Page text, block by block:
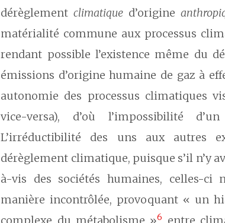
dérèglementclimatique d’origine
matérialité commune aux processus
rendant possible l’existence même du
émissions d’origine humaine de gaz à
autonomie des processus climatiques
vice-versa), d’où l’impossibilité
L’irréductibilité des uns aux autres
dérèglement climatique, puisque s’il n’y
à-vis des sociétés humaines, celles-ci
manière incontrôlée, provoquant « un
6